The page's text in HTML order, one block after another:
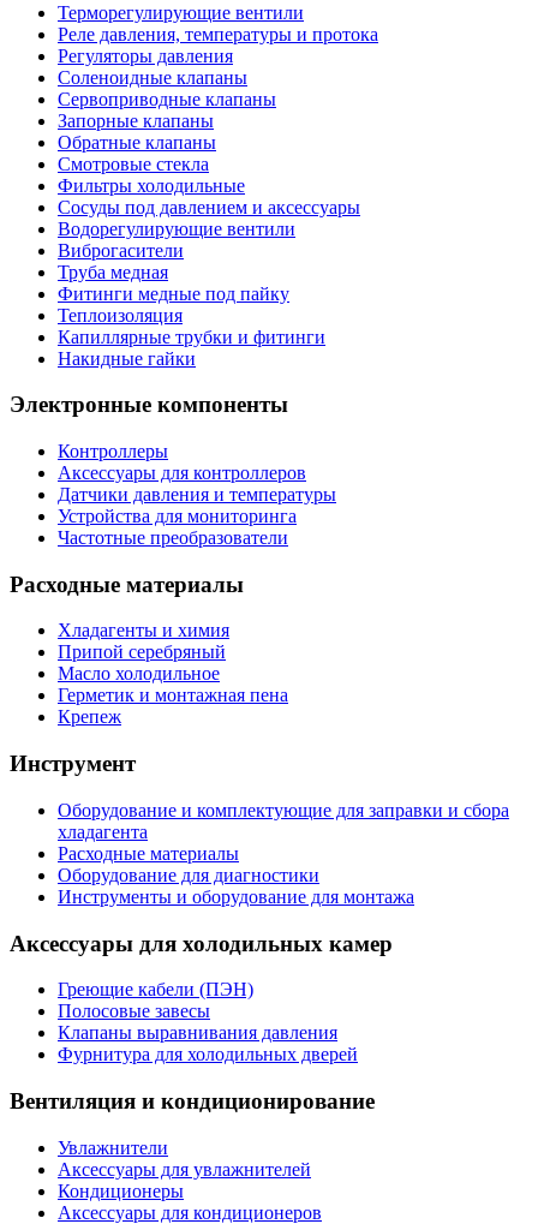
Терморегулирующие вентили
Реле давления, температуры и протока
Регуляторы давления
Соленоидные клапаны
Сервоприводные клапаны
Запорные клапаны
Обратные клапаны
Смотровые стекла
Фильтры холодильные
Сосуды под давлением и аксессуары
Водорегулирующие вентили
Виброгасители
Труба медная
Фитинги медные под пайку
Теплоизоляция
Капиллярные трубки и фитинги
Накидные гайки
Электронные компоненты
Контроллеры
Аксессуары для контроллеров
Датчики давления и температуры
Устройства для мониторинга
Частотные преобразователи
Расходные материалы
Хладагенты и химия
Припой серебряный
Масло холодильное
Герметик и монтажная пена
Крепеж
Инструмент
Оборудование и комплектующие для заправки и сбора
хладагента
Расходные материалы
Оборудование для диагностики
Инструменты и оборудование для монтажа
Аксессуары для холодильных камер
Греющие кабели (ПЭН)
Полосовые завесы
Клапаны выравнивания давления
Фурнитура для холодильных дверей
Вентиляция и кондиционирование
Увлажнители
Аксессуары для увлажнителей
Кондиционеры
Аксессуары для кондиционеров